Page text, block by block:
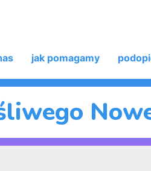
jak pomagamy